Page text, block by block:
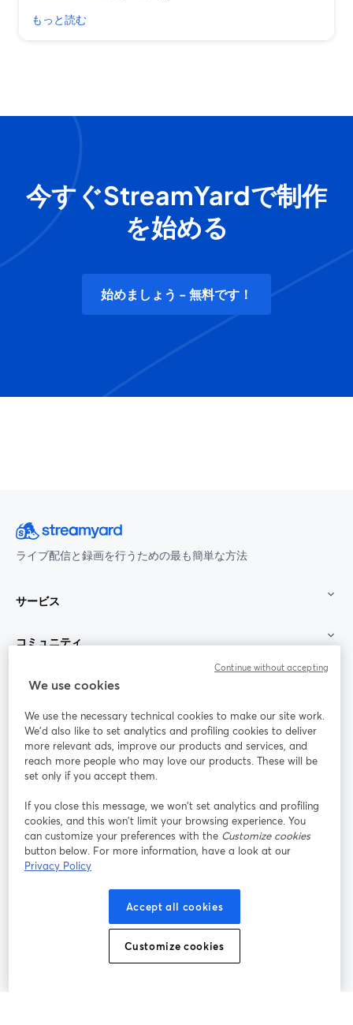
もっと読む
今すぐStreamYardで制作
を始める
始めましょう - 無料です！
ライブ配信と録画を行うための最も簡単な方法
サービス
コミュニティ
StreamYard：
参加する
ライ
ンセ
ミナ
ー
Facebook
新しいタブで開く(Twitter)
YouTube
Instagram
新しいタブで開く
LinkedIn
新しいタブで開く
新しいタブで開く
プラットフォーム利用規約
個人情報保護方針 クッキーポリシー
We use cookies
We use the necessary technical cookies to make our site work.
We'd also like to set analytics and profiling cookies to deliver
more relevant ads, improve our products and services, and
reach more people who may love our products. These will be
set only if you accept them.
If you close this message, we won’t set analytics and profiling
cookies, and this won’t limit your browsing experience. You
can customize your preferences with the Customize cookies
button below. For more information, have a look at our
Privacy Policy
Accept all cookies
Customize cookies
Continue without accepting